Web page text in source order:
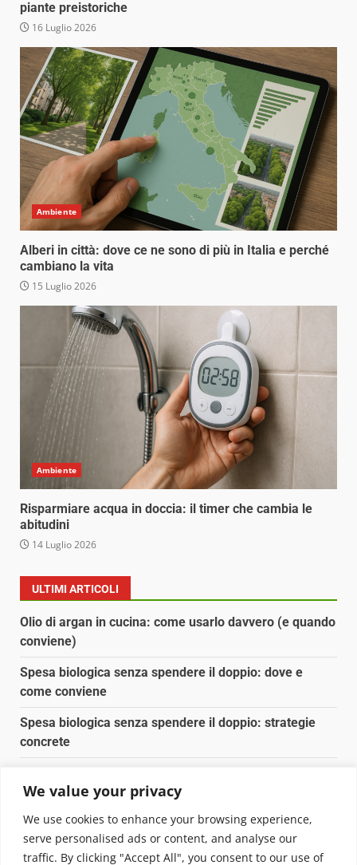
We value your privacy
We use cookies to enhance your browsing experience,
serve personalised ads or content, and analyse our
traffic. By clicking "Accept All", you consent to our use of
piante preistoriche
16 Luglio 2026
Ambiente
Alberi in città: dove ce ne sono di più in Italia e perché
cambiano la vita
15 Luglio 2026
Ambiente
Risparmiare acqua in doccia: il timer che cambia le
abitudini
14 Luglio 2026
ULTIMI ARTICOLI
Olio di argan in cucina: come usarlo davvero (e quando
conviene)
Spesa biologica senza spendere il doppio: dove e
come conviene
Spesa biologica senza spendere il doppio: strategie
concrete
Pulizia naturale della casa: 3 ingredienti che
sostituiscono 10 prodotti chimici